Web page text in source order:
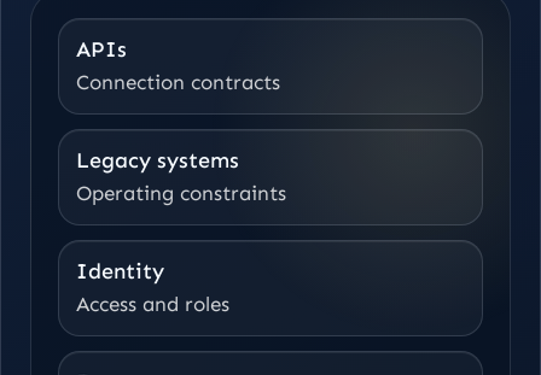
APIs
Connection contracts
Legacy systems
Operating constraints
Identity
Access and roles